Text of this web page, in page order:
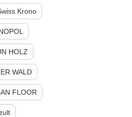
Krono
HOLZ
WALD
FLOOR